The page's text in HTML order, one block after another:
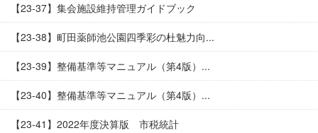
【23-37】集会施設維持管理ガイドブック
【23-38】町田薬師池公園四季彩の杜魅力向...
【23-39】整備基準等マニュアル（第4版）...
【23-40】整備基準等マニュアル（第4版）...
【23-41】2022年度決算版 市税統計